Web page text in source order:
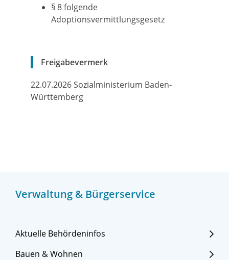
Verwaltung & Bürgerservice
Aktuelle Behördeninfos
Bauen & Wohnen
§ 8 folgende
Adoptionsvermittlungsgesetz
Freigabevermerk
22.07.2026 Sozialministerium Baden-
Württemberg